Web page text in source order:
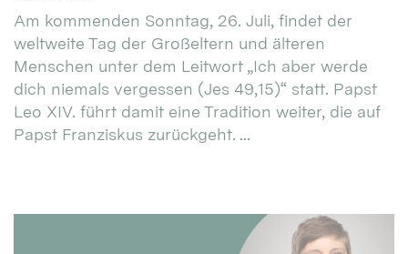
Am kommenden Sonntag, 26. Juli, findet der
weltweite Tag der Großeltern und älteren
Menschen unter dem Leitwort „Ich aber werde
dich niemals vergessen (Jes 49,15)“ statt. Papst
Leo XIV. führt damit eine Tradition weiter, die auf
Papst Franziskus zurückgeht. ...